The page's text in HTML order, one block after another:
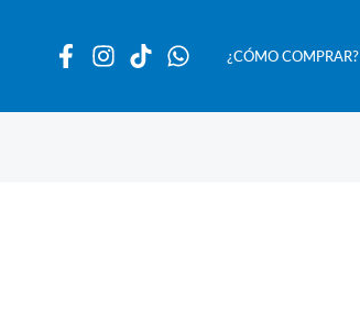
¿CÓMO COMPRAR?